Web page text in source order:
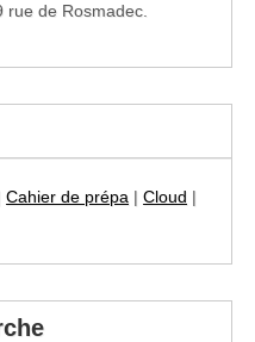
rue de Rosmadec.
Cahier de prépa |Cloud |